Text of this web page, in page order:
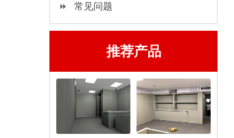
常见问题
推荐产品